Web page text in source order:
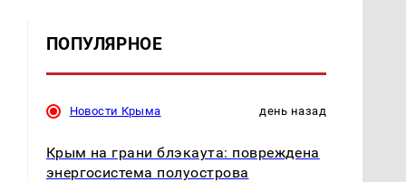
ПОПУЛЯРНОЕ
Новости Крыма день назад
Крым на грани блэкаута: повреждена
энергосистема полуострова